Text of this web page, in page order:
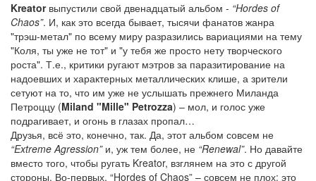
Kreatorвыпустили свой двенадцатый альбом - “Hordes of
Chaos”. И, как это всегда бывает, тысячи фанатов жанра
"трэш-метал" по всему миру разразились вариациями на тему
"Коля, ты уже не тот" и "у тебя же просто нету творческого
роста". Т.е., критики ругают мэтров за паразитирование на
надоевших и характерных металлических клише, а зрители
сетуют на то, что им уже не услышать прежнего Миланда
Петроццу (Miland "Mille" Petrozza) – мол, и голос уже
подрагивает, и огонь в глазах пропал…
Друзья, всё это, конечно, так. Да, этот альбом совсем не
“Extreme Agression”и, уж тем более, не “Renewal”. Но давайте
вместо того, чтобы ругать Kreator, взглянем на это с другой
стороны. Во-первых, “Hordes of Chaos” – совсем не плох: это